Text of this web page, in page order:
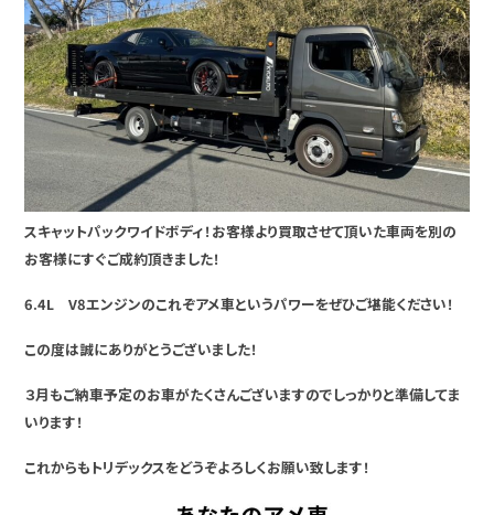
スキャットパックワイドボディ！お客様より買取させて頂いた車両を別の
お客様にすぐご成約頂きました！
6.4L V8エンジンのこれぞアメ車というパワーをぜひご堪能ください！
この度は誠にありがとうございました！
３月もご納車予定のお車がたくさんございますのでしっかりと準備してま
いります！
これからもトリデックスをどうぞよろしくお願い致します！